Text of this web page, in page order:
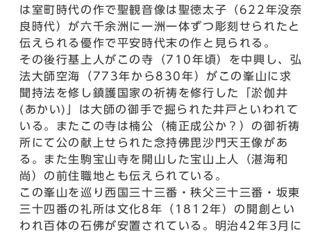
は室町時代の作で聖観音像は聖徳太子（622年没奈
良時代）が六千余洲に一洲一体ずつ彫刻せられたと
伝えられる優作で平安時代末の作と見られる。
その後行基上人がこの寺（710年頃）を中興し、弘
法大師空海（773年から830年）がこの峯山に求
聞持法を修し鎮護国家の祈祷を修行した「淤伽井
(あかい)」は大師の御手で掘られた井戸といわれて
いる。またこの寺は楠公（楠正成公か？）の御祈祷
所にて公の献上せられた念持佛毘沙門天王像があ
る。また生駒宝山寺を開山した宝山上人（湛海和
尚）の前住職地とも伝えられている。
この峯山を巡り西国三十三番・秩父三十三番・坂東
三十四番の礼所は文化8年（1812年）の開創とい
われ百体の石佛が安置されている。明治42年3月に